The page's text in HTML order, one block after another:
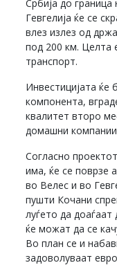
Србија до
Гевгелија ќе се
влез излез од
под 200 км. Целта
транспорт.
Инвестицијата ќе
компонента,
квалитет второ
домашни
Согласно
има, ќе се поврзе
во Велес и во
пушти Кочани
луѓето да
ќе можат да се
Во план се и
задоволуваат